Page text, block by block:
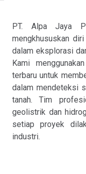
PT. Alpa Jaya
mengkhususkan
dalam eksplorasi
Kami
terbaru untuk
dalam mendeteksi
tanah. Tim
geolistrik dan
setiap proyek
industri.